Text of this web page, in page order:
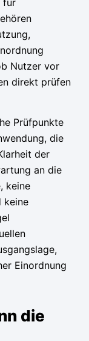
Nutzer vor
direkt prüfen
Prüfpunkte
die
der
an die
keine
keine
Einordnung
die